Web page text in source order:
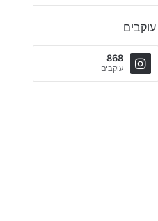
עוקבים
868
עוקבים